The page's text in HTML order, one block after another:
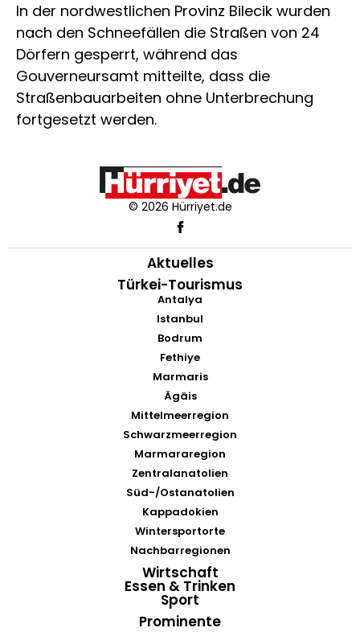
In der nordwestlichen Provinz Bilecik wurden
nach den Schneefällen die Straßen von 24
Dörfern gesperrt, während das
Gouverneursamt mitteilte, dass die
Straßenbauarbeiten ohne Unterbrechung
fortgesetzt werden.
© 2026 Hürriyet.de
Aktuelles
Türkei-Tourismus
Antalya
Istanbul
Bodrum
Fethiye
Marmaris
Ägäis
Mittelmeerregion
Schwarzmeerregion
Marmararegion
Zentralanatolien
Süd-/Ostanatolien
Kappadokien
Wintersportorte
Nachbarregionen
Wirtschaft
Essen & Trinken
Sport
Prominente